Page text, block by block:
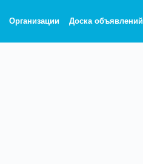
Организации Доска объявлений